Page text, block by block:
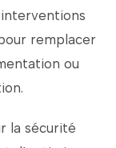
interventions
remplacer
ou
la sécurité